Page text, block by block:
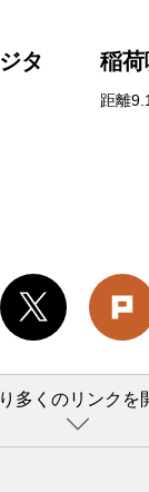
タ
稲
距離
多くのリンクを